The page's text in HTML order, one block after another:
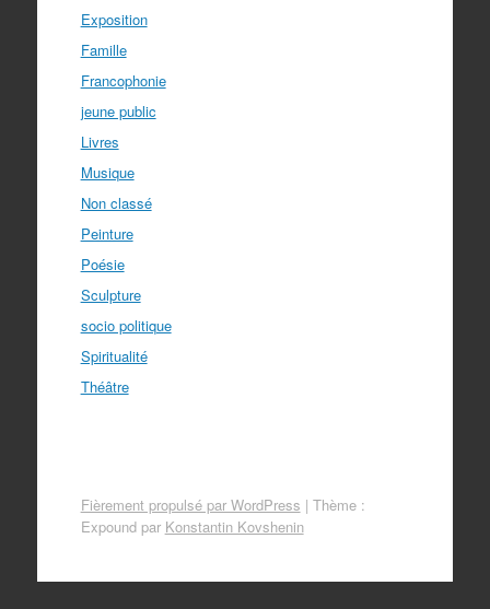
Exposition
Famille
Francophonie
jeune public
Livres
Musique
Non classé
Peinture
Poésie
Sculpture
socio politique
Spiritualité
Théâtre
Fièrement propulsé par WordPress | Thème :
Expound par Konstantin Kovshenin